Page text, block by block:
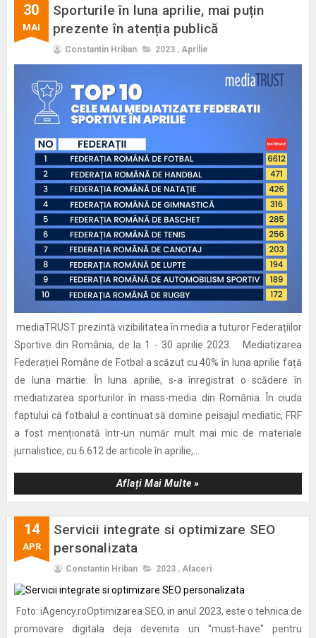
30
MAI
Sporturile în luna aprilie, mai puțin
prezente în atenția publică
Constantin Hriban 2023 , Aprilie
mediaTRUST prezintă vizibilitatea în media a tuturor Federațiilor
Sportive din România, de la 1 - 30 aprilie 2023. Mediatizarea
Federației Române de Fotbal a scăzut cu 40% în luna aprilie față
de luna martie. În luna aprilie, s-a înregistrat o scădere în
mediatizarea sporturilor în mass-media din România. În ciuda
faptului că fotbalul a continuat să domine peisajul mediatic, FRF
a fost menționată într-un număr mult mai mic de materiale
jurnalistice, cu 6.612 de articole în aprilie,...
Aflați Mai Multe »
14
APR
Servicii integrate si optimizare SEO
personalizata
Constantin Hriban 2023 , Afaceri
Foto: iAgency.roOptimizarea SEO, in anul 2023, este o tehnica de
promovare digitala deja devenita un ''must-have'' pentru